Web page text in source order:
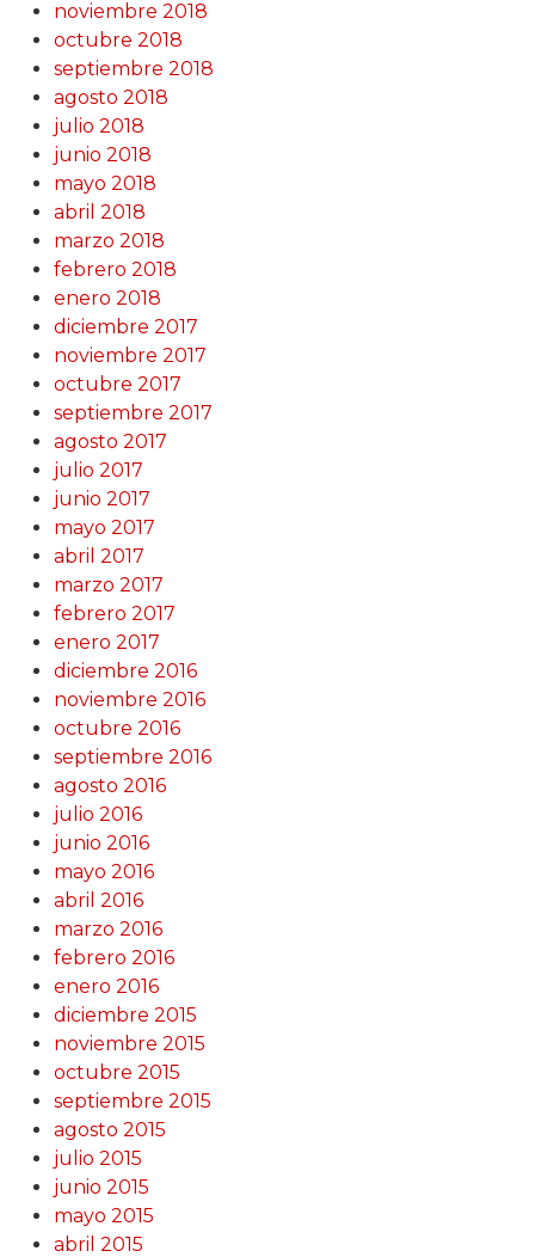
noviembre 2018
octubre 2018
septiembre 2018
agosto 2018
julio 2018
junio 2018
mayo 2018
abril 2018
marzo 2018
febrero 2018
enero 2018
diciembre 2017
noviembre 2017
octubre 2017
septiembre 2017
agosto 2017
julio 2017
junio 2017
mayo 2017
abril 2017
marzo 2017
febrero 2017
enero 2017
diciembre 2016
noviembre 2016
octubre 2016
septiembre 2016
agosto 2016
julio 2016
junio 2016
mayo 2016
abril 2016
marzo 2016
febrero 2016
enero 2016
diciembre 2015
noviembre 2015
octubre 2015
septiembre 2015
agosto 2015
julio 2015
junio 2015
mayo 2015
abril 2015